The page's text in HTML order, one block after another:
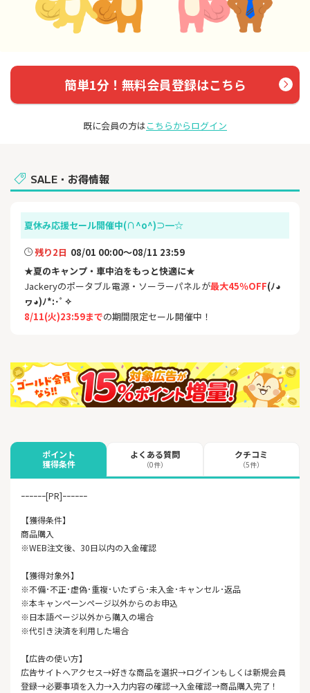
簡単1分！無料会員登録はこちら
既に会員の方はこちらからログイン
SALE・お得情報
夏休み応援セール開催中(∩^o^)⊃━☆
残り2日 08/01 00:00～08/11 23:59
★夏のキャンプ・車中泊をもっと快適に★
Jackeryのポータブル電源・ソーラーパネルが最大45％OFF(ﾉ◕
ヮ◕)ﾉ*:･ﾟ✧
8/11(火)23:59までの期間限定セール開催中！
ポイント
獲得条件
よくある質問
（0件）
クチコミ
（5件）
ｰｰｰｰｰｰ[PR]ｰｰｰｰｰｰ
【獲得条件】
商品購入
※WEB注文後、30日以内の入金確認
【獲得対象外】
※不備･不正･虚偽･重複･いたずら･未入金･キャンセル･返品
※本キャンペーンページ以外からのお申込
※日本語ページ以外から購入の場合
※代引き決済を利用した場合
【広告の使い方】
広告サイトへアクセス→好きな商品を選択→ログインもしくは新規会員
登録→必要事項を入力→入力内容の確認→入金確認→商品購入完了！